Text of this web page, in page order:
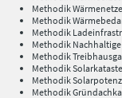
Methodik Wärmenetze
Methodik
Methodik
Methodik
Methodik
Methodik
Methodik
Methodik